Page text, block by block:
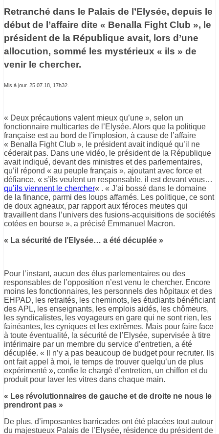
Retranché dans le Palais de l’Elysée, depuis le
début de l’affaire dite « Benalla Fight Club », le
président de la République avait, lors d’une
allocution, sommé les mystérieux « ils » de
venir le chercher.
Mis à jour. 25.07.18, 17h32.
« Deux précautions valent mieux qu’une », selon un
fonctionnaire multicartes de l’Elysée. Alors que la politique
française est au bord de l’implosion, à cause de l’affaire
« Benalla Fight Club », le président avait indiqué qu’il ne
céderait pas. Dans une vidéo, le président de la République
avait indiqué, devant des ministres et des parlementaires,
qu’il répond « au peuple français », ajoutant avec force et
défiance, « s’ils veulent un responsable, il est devant vous…
qu’ils viennent le chercher« . « J’ai bossé dans le domaine
de la finance, parmi des loups affamés. Les politique, ce sont
de doux agneaux, par rapport aux féroces meutes qui
travaillent dans l’univers des fusions-acquisitions de sociétés
cotées en bourse », a précisé Emmanuel Macron.
« La sécurité de l’Elysée… a été décuplée »
Pour l’instant, aucun des élus parlementaires ou des
responsables de l’opposition n’est venu le chercher. Encore
moins les fonctionnaires, les personnels des hôpitaux et des
EHPAD, les retraités, les cheminots, les étudiants bénéficiant
des APL, les enseignants, les emplois aidés, les chômeurs,
les syndicalistes, les voyageurs en gare qui ne sont rien, les
fainéantes, les cyniques et les extrêmes. Mais pour faire face
à toute éventualité, la sécurité de l’Elysée, supervisée à titre
intérimaire par un membre du service d’entretien, a été
décuplée. « Il n’y a pas beaucoup de budget pour recruter. Ils
ont fait appel à moi, le temps de trouver quelqu’un de plus
expérimenté », confie le chargé d’entretien, un chiffon et du
produit pour laver les vitres dans chaque main.
« Les révolutionnaires de gauche et de droite ne nous le
prendront pas »
De plus, d’imposantes barricades ont été placées tout autour
du majestueux Palais de l’Elysée, résidence du président de